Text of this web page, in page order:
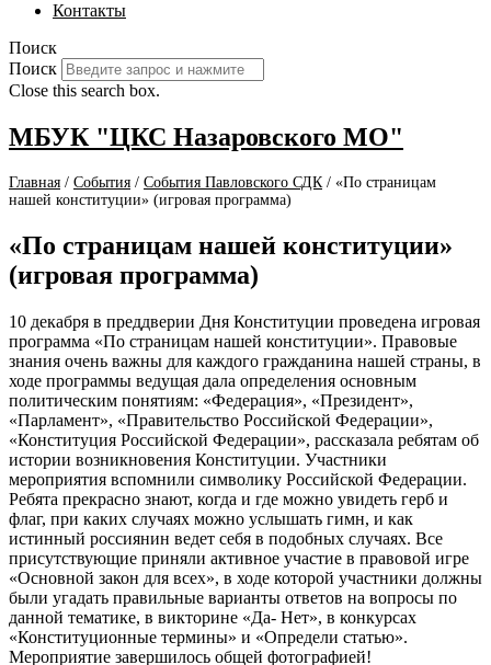
Контакты
Поиск
Поиск
Close this search box.
МБУК "ЦКС Назаровского МО"
Главная / События / События Павловского СДК / «По страницам
нашей конституции» (игровая программа)
«По страницам нашей конституции»
(игровая программа)
10 декабря в преддверии Дня Конституции проведена игровая
программа «По страницам нашей конституции». Правовые
знания очень важны для каждого гражданина нашей страны, в
ходе программы ведущая дала определения основным
политическим понятиям: «Федерация», «Президент»,
«Парламент», «Правительство Российской Федерации»,
«Конституция Российской Федерации», рассказала ребятам об
истории возникновения Конституции. Участники
мероприятия вспомнили символику Российской Федерации.
Ребята прекрасно знают, когда и где можно увидеть герб и
флаг, при каких случаях можно услышать гимн, и как
истинный россиянин ведет себя в подобных случаях. Все
присутствующие приняли активное участие в правовой игре
«Основной закон для всех», в ходе которой участники должны
были угадать правильные варианты ответов на вопросы по
данной тематике, в викторине «Да- Нет», в конкурсах
«Конституционные термины» и «Определи статью».
Мероприятие завершилось общей фотографией!